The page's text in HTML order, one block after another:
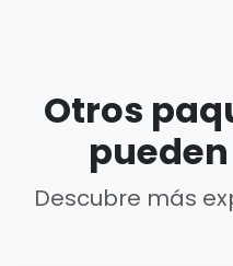
Otros
Descubre más